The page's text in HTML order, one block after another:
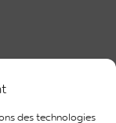
des technologies